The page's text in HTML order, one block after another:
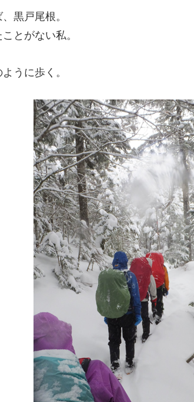
黒戸尾根。
とがない私。
うに歩く。